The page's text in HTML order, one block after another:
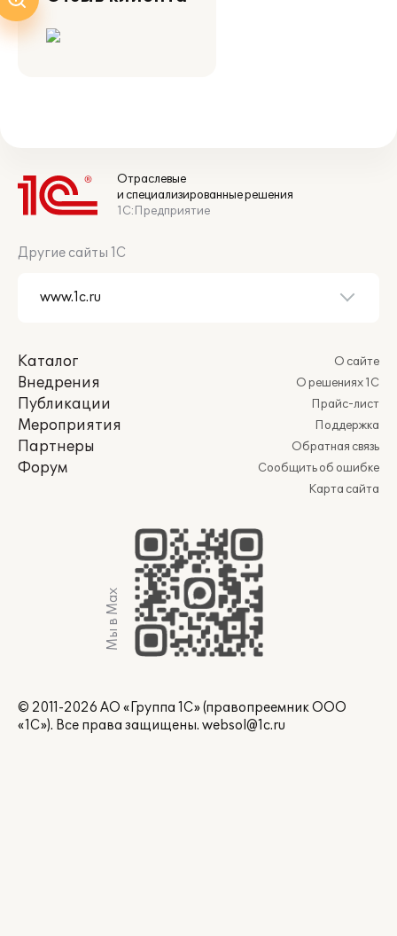
Отраслевые
и специализированные решения
1С:Предприятие
Другие сайты 1С
Каталог
Внедрения
Публикации
Мероприятия
Партнеры
Форум
О сайте
О решениях 1С
Прайс-лист
Поддержка
Обратная связь
Сообщить об ошибке
Карта сайта
Мы в Max
© 2011-2026 АО «Группа 1С» (правопреемник ООО
«1С»). Все права защищены. websol@1c.ru